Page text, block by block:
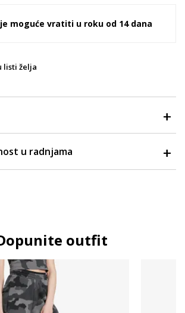
moguće vratiti u roku od 14 dana
listi želja
u radnjama
outfit